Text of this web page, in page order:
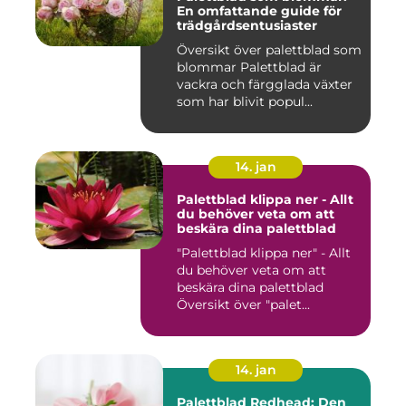
En omfattande guide för
trädgårdsentusiaster
Översikt över palettblad som
blommar Palettblad är
vackra och färgglada växter
som har blivit popul...
14. jan
Palettblad klippa ner - Allt
du behöver veta om att
beskära dina palettblad
"Palettblad klippa ner" - Allt
du behöver veta om att
beskära dina palettblad
Översikt över "palet...
14. jan
Palettblad Redhead: Den